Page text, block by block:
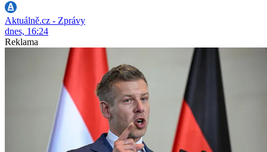
Aktuálně.cz - Zprávy
dnes, 16:24
Reklama